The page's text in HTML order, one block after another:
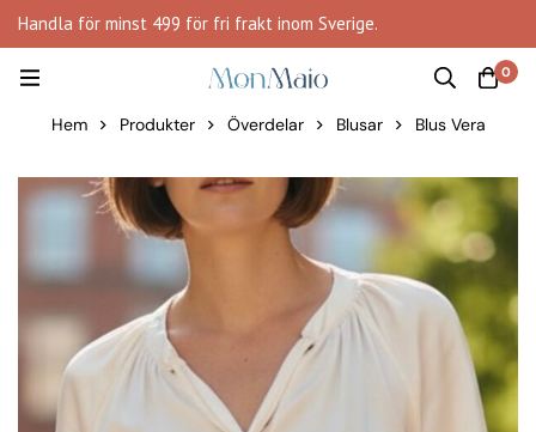
Handla för minst 499 för fri frakt inom Sverige.
0
Hem Produkter Överdelar Blusar Blus Vera